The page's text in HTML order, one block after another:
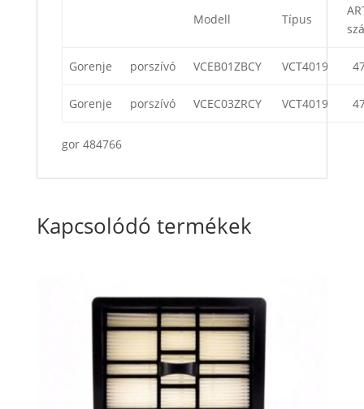
Modell Típus
Gorenje porszívó VCEB01ZBCY VCT4019
Gorenje porszívó VCEC03ZRCY VCT4019
gor 484766
Kapcsolódó termékek